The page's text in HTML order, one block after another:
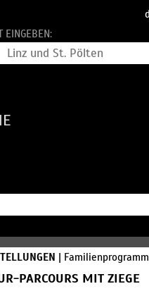
EINGEBEN:
| Familienprogramm
PARCOURS MIT ZIEGE